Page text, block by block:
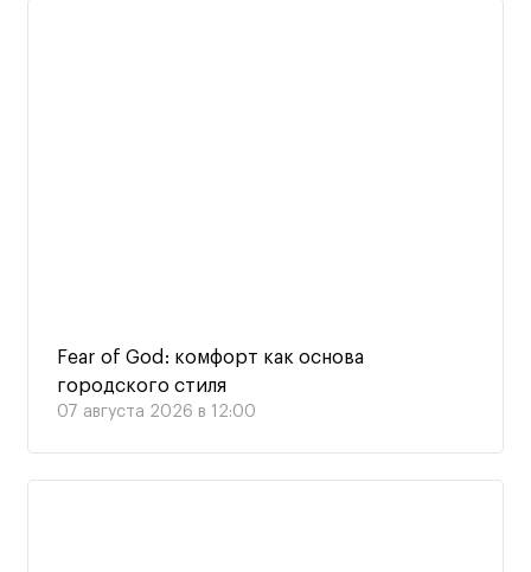
Fear of God: комфорт как основа
городского стиля
07 августа 2026 в 12:00